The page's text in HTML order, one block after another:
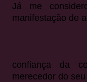
Já me
manifestação de
confiança da
merecedor do